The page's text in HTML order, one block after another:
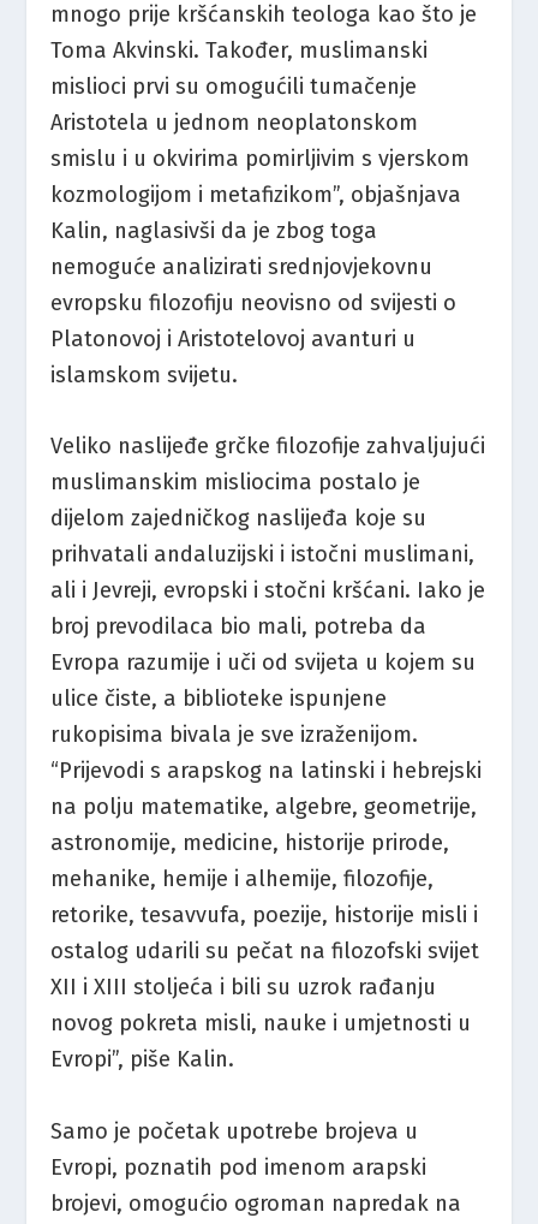
mnogo prije kršćanskih teologa kao što je
Toma Akvinski. Također, muslimanski
mislioci prvi su omogućili tumačenje
Aristotela u jednom neoplatonskom
smislu i u okvirima pomirljivim s vjerskom
kozmologijom i metafizikom”, objašnjava
Kalin, naglasivši da je zbog toga
nemoguće analizirati srednjovjekovnu
evropsku filozofiju neovisno od svijesti o
Platonovoj i Aristotelovoj avanturi u
islamskom svijetu.
Veliko naslijeđe grčke filozofije zahvaljujući
muslimanskim misliocima postalo je
dijelom zajedničkog naslijeđa koje su
prihvatali andaluzijski i istočni muslimani,
ali i Jevreji, evropski i stočni kršćani. Iako je
broj prevodilaca bio mali, potreba da
Evropa razumije i uči od svijeta u kojem su
ulice čiste, a biblioteke ispunjene
rukopisima bivala je sve izraženijom.
“Prijevodi s arapskog na latinski i hebrejski
na polju matematike, algebre, geometrije,
astronomije, medicine, historije prirode,
mehanike, hemije i alhemije, filozofije,
retorike, tesavvufa, poezije, historije misli i
ostalog udarili su pečat na filozofski svijet
XII i XIII stoljeća i bili su uzrok rađanju
novog pokreta misli, nauke i umjetnosti u
Evropi”, piše Kalin.
Samo je početak upotrebe brojeva u
Evropi, poznatih pod imenom arapski
brojevi, omogućio ogroman napredak na